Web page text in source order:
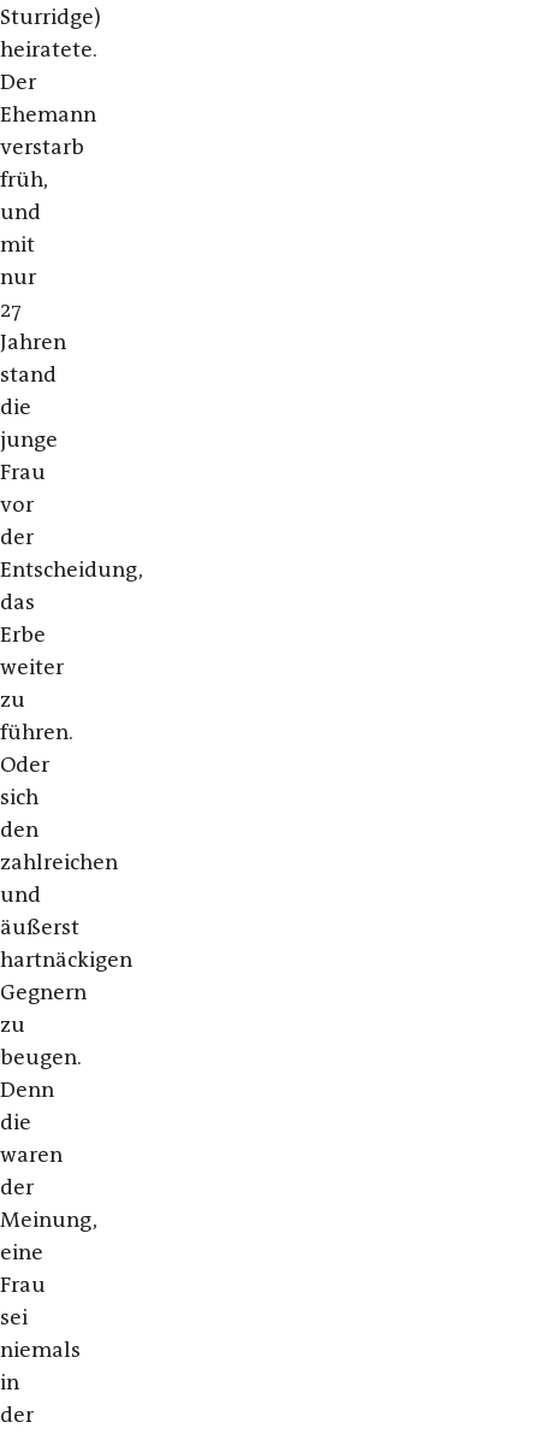
Sturridge)
heiratete.
Der
Ehemann
verstarb
früh,
und
mit
nur
27
Jahren
stand
die
junge
Frau
vor
der
Entscheidung,
das
Erbe
weiter
zu
führen.
Oder
sich
den
zahlreichen
und
äußerst
hartnäckigen
Gegnern
zu
beugen.
Denn
die
waren
der
Meinung,
eine
Frau
sei
niemals
in
der